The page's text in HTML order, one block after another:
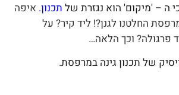
ה – 'מיקום' הוא נגזרת של תכנון. איפה
החלטנו לגנן?! ליד קיר? על
פרגולה? וכך הלאה…
של תכנון גינה במרפסת.